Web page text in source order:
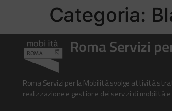
Categoria:
Roma Servizi
Roma Servizi per la Mobilità svolge attività
realizzazione e gestione dei servizi di mobilità